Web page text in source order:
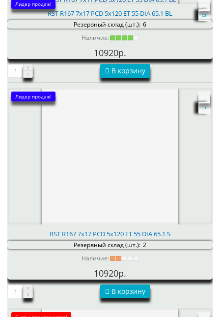
Лидер продаж!
RST R167 7x17 PCD 5x120 ET 55 DIA 65.1 BL
Резервный склад (шт.): 6
Наличие:
10920р.
В корзину
Лидер продаж!
RST R167 7x17 PCD 5x120 ET 55 DIA 65.1 S
Резервный склад (шт.): 2
Наличие:
10920р.
В корзину